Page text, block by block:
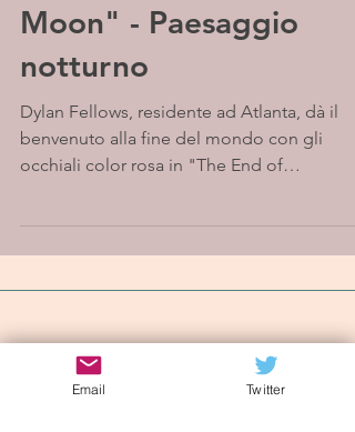
Moon" - Paesaggio
notturno
Dylan Fellows, residente ad Atlanta, dà il
benvenuto alla fine del mondo con gli
occhiali color rosa in "The End of
Iscriviti alla mailing list
Email Twitter